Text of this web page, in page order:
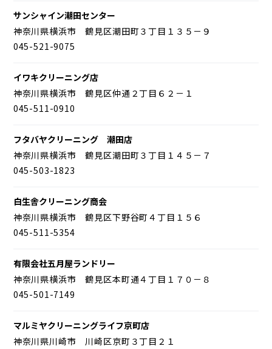
サンシャイン潮田センター
神奈川県横浜市 鶴見区潮田町３丁目１３５－９
045-521-9075
イワキクリーニング店
神奈川県横浜市 鶴見区仲通２丁目６２－１
045-511-0910
フタバヤクリーニング 潮田店
神奈川県横浜市 鶴見区潮田町３丁目１４５－７
045-503-1823
白生舎クリーニング商会
神奈川県横浜市 鶴見区下野谷町４丁目１５６
045-511-5354
有限会社五月屋ランドリー
神奈川県横浜市 鶴見区本町通４丁目１７０－８
045-501-7149
マルミヤクリーニングライフ京町店
神奈川県川崎市 川崎区京町３丁目２１